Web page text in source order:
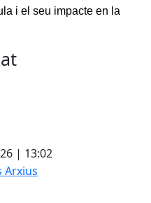
i el seu impacte en la
| 13:02